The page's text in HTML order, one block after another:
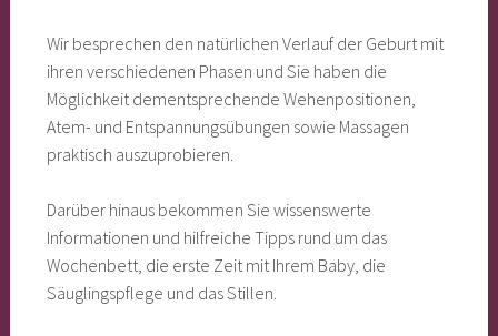
Wir besprechen den natürlichen Verlauf der Geburt mit
ihren verschiedenen Phasen und Sie haben die
Möglichkeit dementsprechende Wehenpositionen,
Atem- und Entspannungsübungen sowie Massagen
praktisch auszuprobieren.
Darüber hinaus bekommen Sie wissenswerte
Informationen und hilfreiche Tipps rund um das
Wochenbett, die erste Zeit mit Ihrem Baby, die
Säuglingspflege und das Stillen.